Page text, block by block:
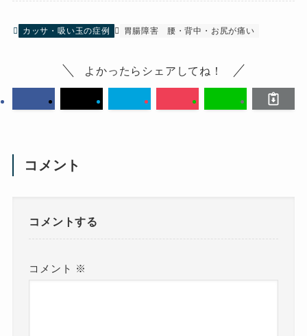
カッサ・吸い玉の症例 胃腸障害 腰・背中・お尻が痛い
よかったらシェアしてね！
コメント
コメントする
コメント ※